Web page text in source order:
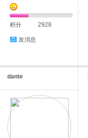
积分 2928
发消息
dante